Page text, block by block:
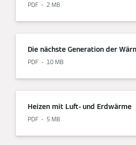
PDF 2 MB
Die nächste Generation der
PDF 10 MB
Heizen mit Luft- und Erdwärme
PDF 5 MB